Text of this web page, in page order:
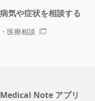
病気や症状を相談する
医療相談
Medical Note アプリ